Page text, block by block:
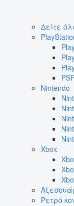
Δείτε
Nintendo
Xbox
Ρετρό